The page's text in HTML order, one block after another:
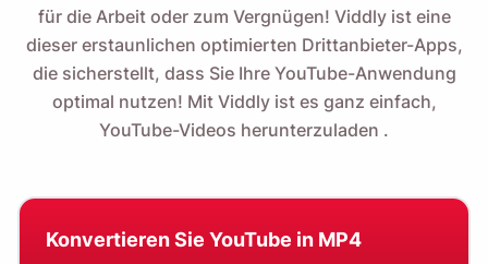
für die Arbeit oder zum Vergnügen! Viddly ist eine
dieser erstaunlichen optimierten Drittanbieter-Apps,
die sicherstellt, dass Sie Ihre YouTube-Anwendung
optimal nutzen! Mit Viddly ist es ganz einfach,
YouTube-Videos herunterzuladen .
Konvertieren Sie YouTube in MP4